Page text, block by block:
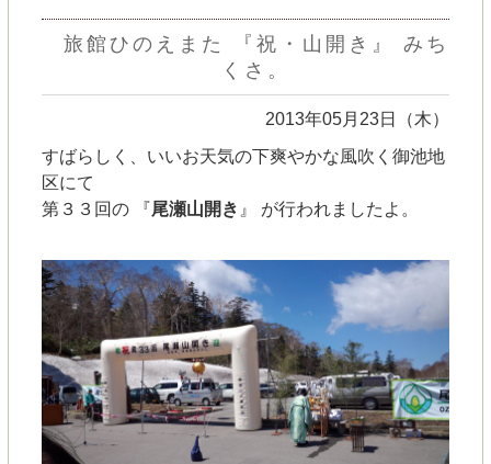
旅館ひのえまた 『祝・山開き』 みち
くさ。
2013年05月23日（木）
すばらしく、いいお天気の下爽やかな風吹く御池地
区にて
第３３回の 『尾瀬山開き 』 が行われましたよ。